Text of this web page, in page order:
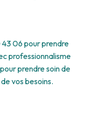
06 pour prendre
professionnalisme
prendre soin de
vos besoins.